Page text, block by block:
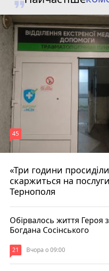
«Три години
скаржиться на
Тернополя
45
Вчора о 13:05
Обірвалось життя Героя
Богдана Сосінського
21 Вчора о 09:00